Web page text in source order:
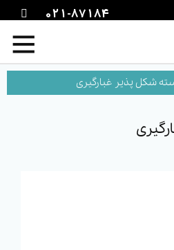
021-87184
شکل پذیر غبارگیری